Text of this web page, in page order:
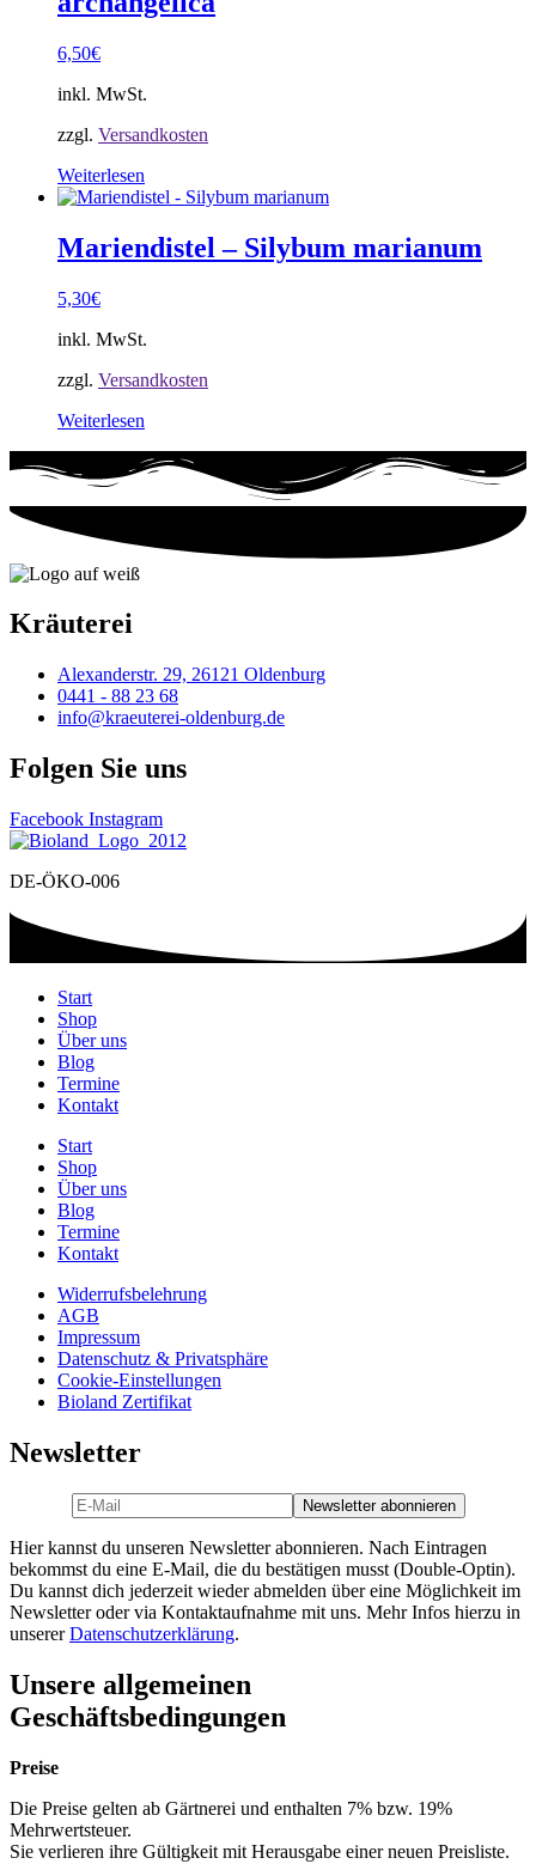
6,50€
inkl. MwSt.
zzgl. Versandkosten
Weiterlesen
Mariendistel – Silybum marianum
5,30€
inkl. MwSt.
zzgl. Versandkosten
Weiterlesen
Kräuterei
Alexanderstr. 29, 26121 Oldenburg
0441 - 88 23 68
info@kraeuterei-oldenburg.de
Folgen Sie uns
Facebook Instagram
DE-ÖKO-006
Start
Shop
Über uns
Blog
Termine
Kontakt
Start
Shop
Über uns
Blog
Termine
Kontakt
Widerrufsbelehrung
AGB
Impressum
Datenschutz & Privatsphäre
Cookie-Einstellungen
Bioland Zertifikat
Newsletter
Hier kannst du unseren Newsletter abonnieren. Nach Eintragen
bekommst du eine E-Mail, die du bestätigen musst (Double-Optin).
Du kannst dich jederzeit wieder abmelden über eine Möglichkeit im
Newsletter oder via Kontaktaufnahme mit uns. Mehr Infos hierzu in
unsererDatenschutzerklärung.
Unsere allgemeinen
Geschäftsbedingungen
Preise
Die Preise gelten ab Gärtnerei und enthalten 7% bzw. 19%
Mehrwertsteuer.
Sie verlieren ihre Gültigkeit mit Herausgabe einer neuen Preisliste.